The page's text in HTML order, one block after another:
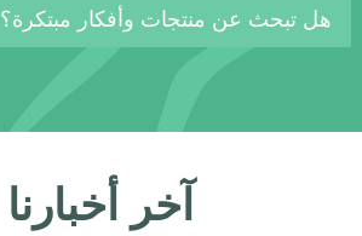
هل تبحث عن منتجات وأفكار مبتكرة؟
آخر أخبارنا